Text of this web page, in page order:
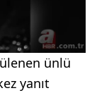
ünlü
yanıt